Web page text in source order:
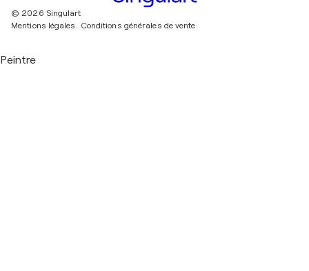
© 2026 Singulart
Mentions légales. Conditions générales de vente
Peintre